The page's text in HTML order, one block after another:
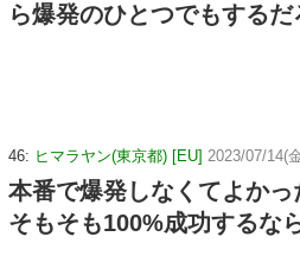
ら爆発のひとつでもするだ
46: ヒマラヤン(東京都) [EU] 2023/07/14(
本番で爆発しなくてよか
そもそも100%成功するな